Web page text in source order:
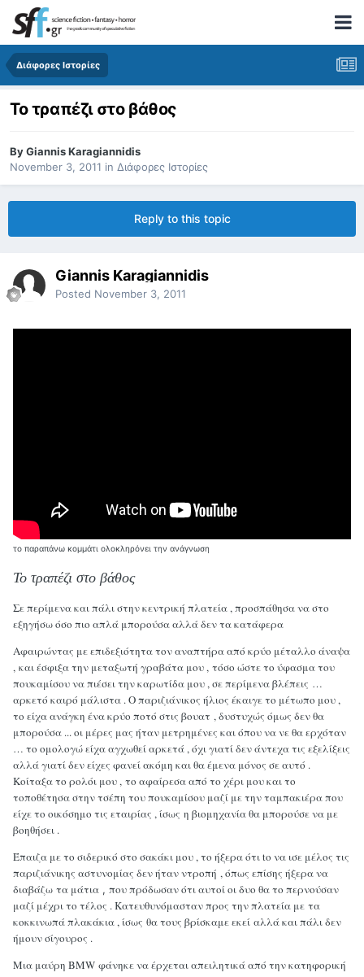
Διάφορες Ιστορίες
Το τραπέζι στο βάθος
ByGiannis Karagiannidis
November 3, 2011 in Διάφορες Ιστορίες
Reply to this topic
Giannis Karagiannidis
Posted November 3, 2011
το παραπάνω κομμάτι ολοκληρόνει την ανάγνωση
Το τραπέζι στο βάθος
Σε περίμενα και πάλι στην κεντρική πλατεία , προσπάθησα να στο
εξηγήσω όσο πιο απλά μπορούσα αλλά δεν τα κατάφερα
Αφαιρώντας με επιδεξιότητα τον αναπτήρα από κρύο μέταλλο άναψα
, και έσφιξα την μεταξωτή γραβάτα μου , τόσο ώστε το ύφασμα του
πουκαμίσου να πιέσει την καρωτίδα μου ,σε περίμενα βλέπεις …
αρκετό καιρό μάλιστα . Ο παριζιάνικος ήλιος έκαιγε το μέτωπο μου ,
το είχα ανάγκη ένα κρύο ποτό στις βουατ , δυστυχώς όμως δεν θα
μπορούσα ...οι μέρες μας ήταν μετρημένες και όπου να νε θα ερχόταν
… το ομολογώ είχα αγχωθεί αρκετά , όχι γιατί δεν άντεχα τις εξελίξεις
αλλά γιατί δεν είχες φανεί ακόμη και θα έμενα μόνος σε αυτό .
Κοίταξα το ρολόι μου , το αφαίρεσα από το χέρι μου και το
τοποθέτησα στην τσέπη του πουκαμίσου μαζί με την ταμπακιέρα που
είχε το οικόσημο τις εταιρίας , ίσως η βιομηχανία θα μπορούσε να με
βοηθήσει .
Έπαιζα με το σιδερικό στο σακάκι μου , το ήξερα ότι to να ισε μέλος τις
παριζιάνικης αστυνομίας δεν ήταν ντροπή , όπως επίσης ήξερα να
διαβάζω τα μάτια , που πρόδωσαν ότι αυτοί οι δυο θα το περνούσαν
μαζί μέχρι το τέλος . Κατευθυνόμασταν προς την πλατεία με τα
κοκκινωπά πλακάκια , ίσως θα τους βρίσκαμε εκεί αλλά και πάλι δεν
ήμουν σίγουρος .
Μια μαύρη ΒΜW φάνηκε να έρχεται απειλητικά από την κατηφορική